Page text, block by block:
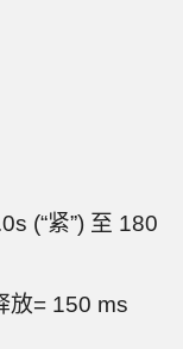
(“紧”) 至 180
放= 150 ms